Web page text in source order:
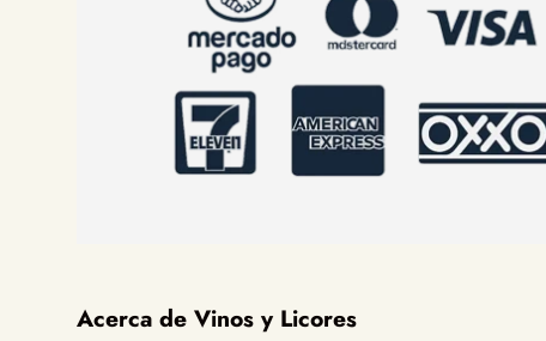
Acerca de Vinos y Licores